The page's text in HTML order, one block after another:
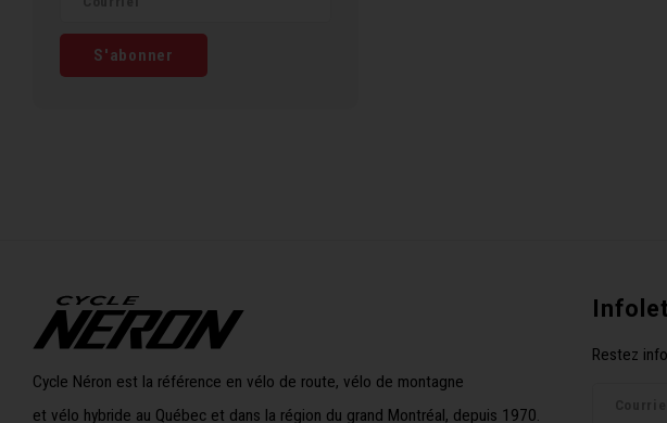
S'abonner
Cycle Néron est la référence en vélo de route, vélo de montagne
et vélo hybride au Québec et dans la région du grand Montréal, depuis 1970.
Restez